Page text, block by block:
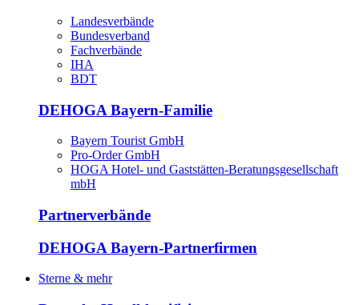
Landesverbände
Bundesverband
Fachverbände
IHA
BDT
DEHOGA Bayern-Familie
Bayern Tourist GmbH
Pro-Order GmbH
HOGA Hotel- und Gaststätten-Beratungsgesellschaft
mbH
Partnerverbände
DEHOGA Bayern-Partnerfirmen
Sterne & mehr